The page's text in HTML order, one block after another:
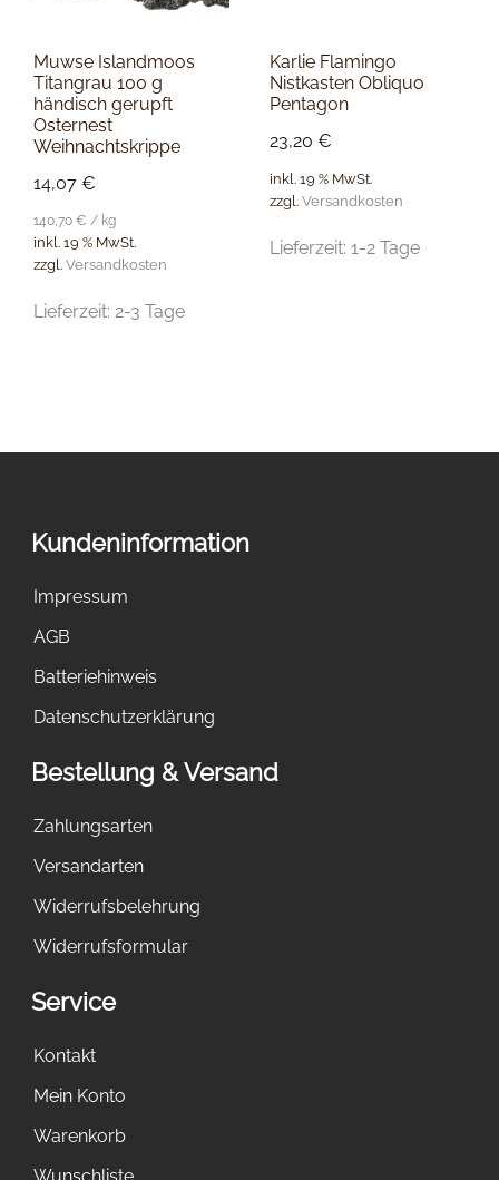
Muwse Islandmoos
Titangrau 100 g
händisch gerupft
Osternest
Weihnachtskrippe
14,07 €
140,70 € / kg
inkl. 19 % MwSt.
zzgl. Versandkosten
Lieferzeit: 2-3 Tage
Karlie Flamingo
Nistkasten Obliquo
Pentagon
23,20€
inkl. 19 % MwSt.
zzgl.Versandkosten
Lieferzeit:1-2 Tage
Kundeninformation
Impressum
AGB
Batteriehinweis
Datenschutzerklärung
Bestellung & Versand
Zahlungsarten
Versandarten
Widerrufsbelehrung
Widerrufsformular
Service
Kontakt
Mein Konto
Warenkorb